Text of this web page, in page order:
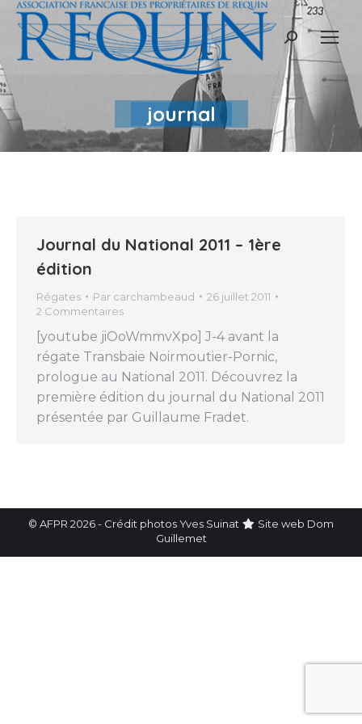
Recherche
journal
Journal du National 2011 – 1ère
édition
Régates Par carchambeaud
26 juillet 2011
2 Commentaires
[youtube jiOoWmmvXpo] J-4 avant la
régate Transbaie Noirmoutier-Pornic,
prologue au National 2011. Découvrez la
première édition du journal du National 2011
présentée par Guillaume Fradet.
© AFPR 2026 - Crédit photos Yves Suinat Site web Dom
Guillemet